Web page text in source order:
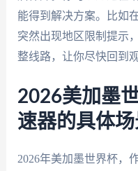
能得到解决方案。比如
突然出现地区限制提示
整线路，让你尽快回到
2026美加墨
速器的具体
2026年美加墨世界杯，